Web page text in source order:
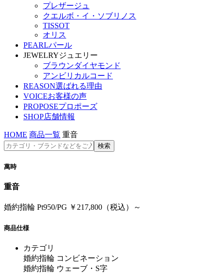
プレザージュ
クエルボ・イ・ソブリノス
TISSOT
オリス
PEARLパール
JEWELRYジュエリー
ブラウンダイヤモンド
アンビリカルコード
REASON選ばれる理由
VOICEお客様の声
PROPOSEプロポーズ
SHOP店舗情報
HOME 商品一覧 重音
萬時
重音
婚約指輪 Pt950/PG ￥217,800（税込）～
商品仕様
カテゴリ
婚約指輪 コンビネーション
婚約指輪 ウェーブ・S字